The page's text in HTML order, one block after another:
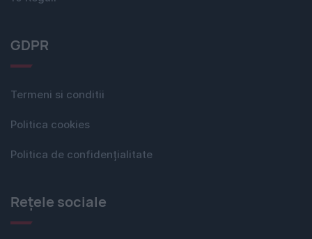
GDPR
Termeni si conditii
Politica cookies
Politica de confidențialitate
Rețele sociale